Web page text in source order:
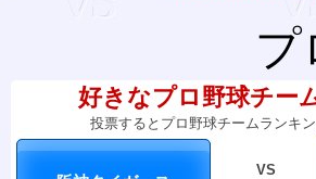
プ
好きなプロ野球チー
投票するとプロ野球チームランキ
VS